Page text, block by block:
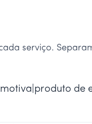
serviço.
de